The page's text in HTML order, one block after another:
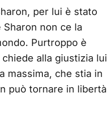
per lui è stato
non ce la
Purtroppo è
alla giustizia lui
massima, che stia in
può tornare in libertà